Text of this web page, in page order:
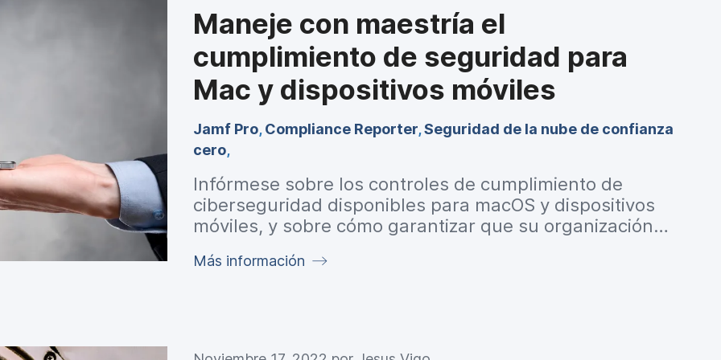
Maneje con maestría el
cumplimiento de seguridad para
Mac y dispositivos móviles
Jamf Pro,Compliance Reporter,Seguridad de la nube de confianza
cero,
Infórmese sobre los controles de cumplimiento de
ciberseguridad disponibles para macOS y dispositivos
móviles, y sobre cómo garantizar que su organización
de IT.
Más información